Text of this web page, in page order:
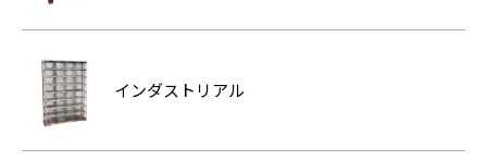
インダストリアル